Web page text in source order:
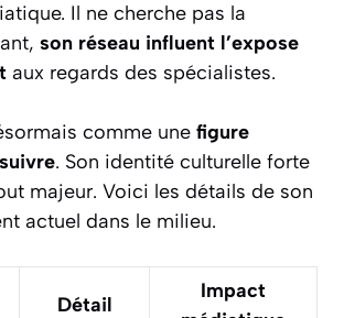
Il ne cherche pas la
son réseau influent l’expose
aux regards des spécialistes.
comme une figure
. Son identité culturelle forte
majeur. Voici les détails de son
actuel dans le milieu.
Détail
Impact